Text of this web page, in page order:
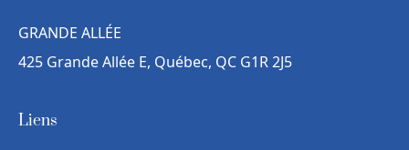
GRANDE ALLÉE
425 Grande Allée E, Québec, QC G1R 2J5
Liens